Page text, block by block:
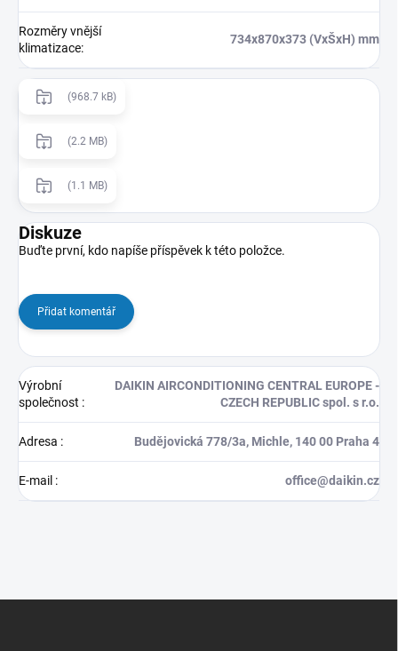
Rozměry vnější
klimatizace:
734x870x373 (VxŠxH) mm
(968.7 kB)
(2.2 MB)
(1.1 MB)
Diskuze
Buďte první, kdo napíše příspěvek k této položce.
Přidat komentář
Výrobní
společnost :
DAIKIN AIRCONDITIONING CENTRAL EUROPE -
CZECH REPUBLIC spol. s r.o.
Adresa : Budějovická 778/3a, Michle, 140 00 Praha 4
E-mail : office@daikin.cz